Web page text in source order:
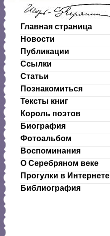
Главная страница
Новости
Публикации
Ссылки
Статьи
Познакомиться
Тексты книг
Король поэтов
Биография
Фотоальбом
Воспоминания
О Серебряном веке
Прогулки в Интернете
Библиография